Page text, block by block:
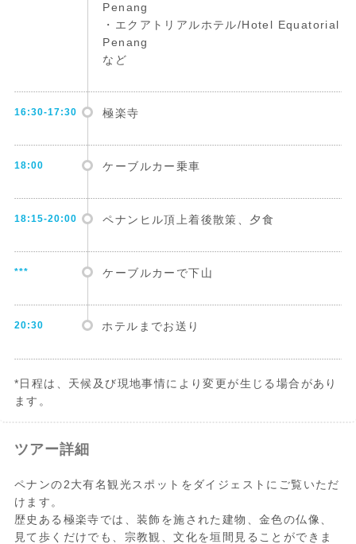
Penang
・エクアトリアルホテル/Hotel Equatorial
Penang
など
16:30-17:30 極楽寺
18:00 ケーブルカー乗車
18:15-20:00 ペナンヒル頂上着後散策、夕食
*** ケーブルカーで下山
20:30 ホテルまでお送り
*日程は、天候及び現地事情により変更が生じる場合があり
ます。
ツアー詳細
ペナンの2大有名観光スポットをダイジェストにご覧いただ
けます。
歴史ある極楽寺では、装飾を施された建物、金色の仏像、
見て歩くだけでも、宗教観、文化を垣間見ることができま